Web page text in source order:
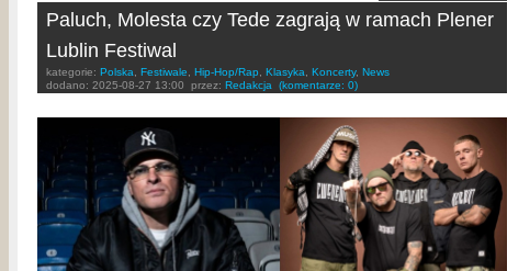
Paluch, Molesta czy Tede zagrają w ramach Plener
Lublin Festiwal
kategorie: Polska Festiwale Hip-Hop/Rap Klasyka Koncerty, News
dodano: 2025-08-27 13:00 przez: Redakcja (komentarze: 0)